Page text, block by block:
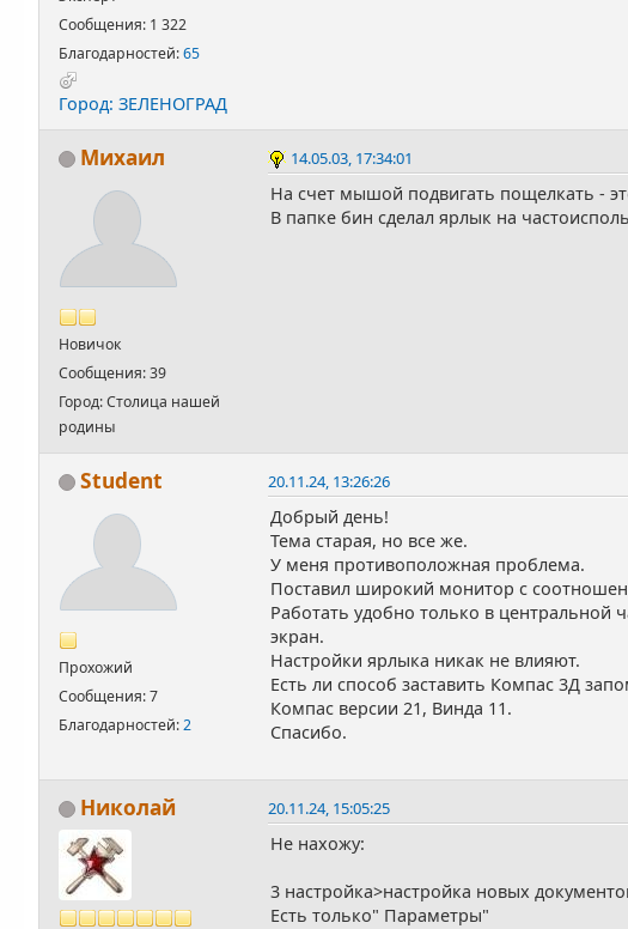
Сообщения: 1 322
Благодарностей:65
Город: ЗЕЛЕНОГРАД
Михаил
Новичок
Сообщения: 39
Город: Столица нашей
родины
14.05.03, 17:34:01
На счет мышой подвигать пощелкать -
В папке бин сделал ярлык на
Student
Прохожий
Сообщения: 7
Благодарностей:2
20.11.24, 13:26:26
Добрый день!
Тема старая, но все же.
У меня противоположная проблема.
Поставил широкий монитор с
Работать удобно только в
экран.
Настройки ярлыка никак не влияют.
Есть ли способ заставить Компас 3Д
Компас версии 21, Винда 11.
Спасибо.
Николай 20.11.24, 15:05:25
Не нахожу:
3 настройка>настройка новых
Есть только" Параметры"